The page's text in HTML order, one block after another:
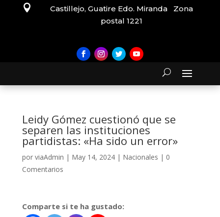

Castillejo, Guatire Edo. Miranda Zona
postal 1221
Leidy Gómez cuestionó que se
separen las instituciones
partidistas: «Ha sido un error»
por viaAdmin | May 14, 2024| Nacionales | 0
Comentarios
Comparte si te ha gustado: